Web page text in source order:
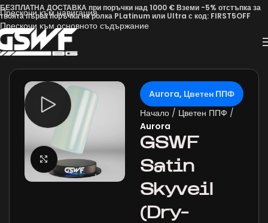
Прескочи към навигация
Прескочи към основното съдържание
БЕЗПЛАТНА ДОСТАВКА при поръчки над 1000 € Вземи -5% отстъпка за
твоята първа поръчка на ролка PLatinum или Ultra с код: FIRST5OFF
Щракнете за уголемяване
Начало
Цветен ППФ
Aurora
GSWF
Satin
Skyveil
(Dry-
Aurora, Цветен ППФ